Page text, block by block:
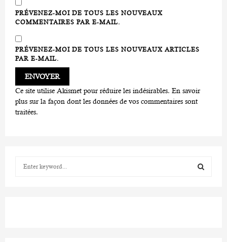
PRÉVENEZ-MOI DE TOUS LES NOUVEAUX
COMMENTAIRES PAR E-MAIL.
PRÉVENEZ-MOI DE TOUS LES NOUVEAUX ARTICLES
PAR E-MAIL.
Ce site utilise Akismet pour réduire les indésirables. En savoir
plus sur la façon dont les données de vos commentaires sont
traitées.